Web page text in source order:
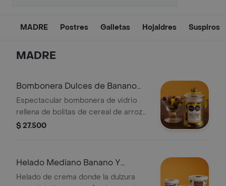
MADRE Postres Galletas Hojaldres Suspiros
MADRE
Bombonera Dulces de Banano
70gr
Espectacular bombonera de vidrio
rellena de bolitas de cereal de arroz
cubiertas de chocolate y dulces en
de dulces.
$ 27.500
Helado Mediano Banano Y
Chocolate 380gr
Helado de crema donde la dulzura